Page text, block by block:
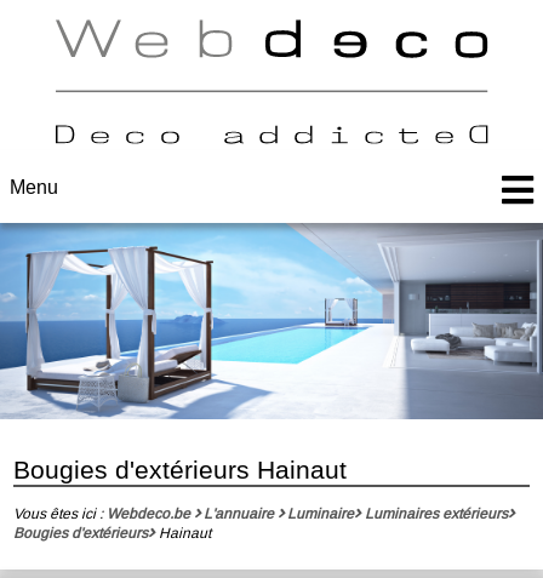
Menu
Bougies d'extérieurs Hainaut
Vous êtes ici : Webdeco.be L'annuaire Luminaire
Luminaires extérieurs
Bougies d'extérieurs
Hainaut